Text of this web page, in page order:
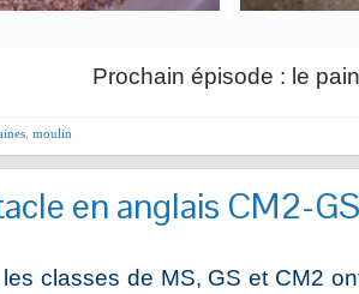
Prochain épisode : le
moulin
en anglais CM2-
classes de MS, GS et CM2